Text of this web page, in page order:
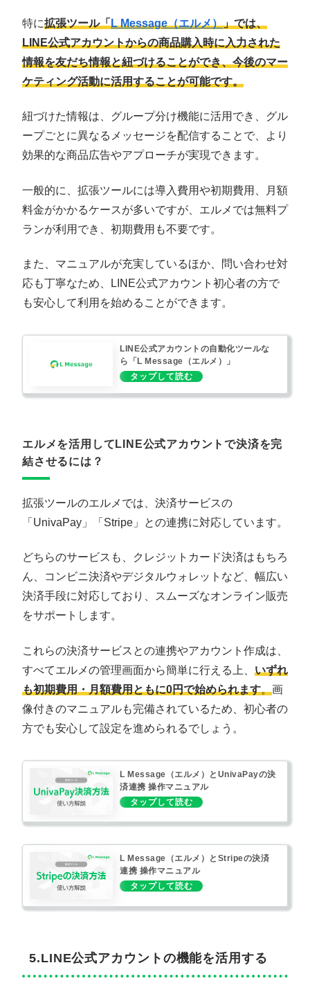
特に拡張ツール「L Message（エルメ）」では、
LINE公式アカウントからの商品購入時に入力された
情報を友だち情報と紐づけることができ、今後のマー
ケティング活動に活用することが可能です。
紐づけた情報は、グループ分け機能に活用でき、グル
ープごとに異なるメッセージを配信することで、より
効果的な商品広告やアプローチが実現できます。
一般的に、拡張ツールには導入費用や初期費用、月額
料金がかかるケースが多いですが、エルメでは無料プ
ランが利用でき、初期費用も不要です。
また、マニュアルが充実しているほか、問い合わせ対
応も丁寧なため、LINE公式アカウント初心者の方で
も安心して利用を始めることができます。
LINE公式アカウントの自動化ツールな
ら「L Message（エルメ）」
エルメを活用してLINE公式アカウントで決済を完
結させるには？
拡張ツールのエルメでは、決済サービスの
「UnivaPay」「Stripe」との連携に対応しています。
どちらのサービスも、クレジットカード決済はもちろ
ん、コンビニ決済やデジタルウォレットなど、幅広い
決済手段に対応しており、スムーズなオンライン販売
をサポートします。
これらの決済サービスとの連携やアカウント作成は、
すべてエルメの管理画面から簡単に行える上、 いずれ
も初期費用・月額費用ともに0円で始められます。画
像付きのマニュアルも完備されているため、初心者の
方でも安心して設定を進められるでしょう。
L Message（エルメ）とUnivaPayの決
済連携 操作マニュアル
L Message（エルメ）とStripeの決済
連携 操作マニュアル
5.LINE公式アカウントの機能を活用する